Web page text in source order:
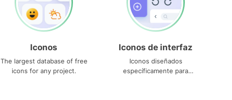
Iconos
The largest database of free
icons for any project.
Iconos de interfaz
Iconos diseñados
específicamente para